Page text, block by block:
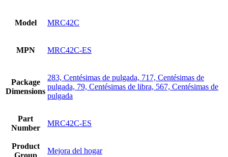
Model MRC42C
MPN MRC42C-ES
Package
Dimensions
283, Centésimas de pulgada, 717, Centésimas de
pulgada, 79, Centésimas de libra, 567, Centésimas de
pulgada
Part
Number
MRC42C-ES
Product
Group
Mejora del hogar